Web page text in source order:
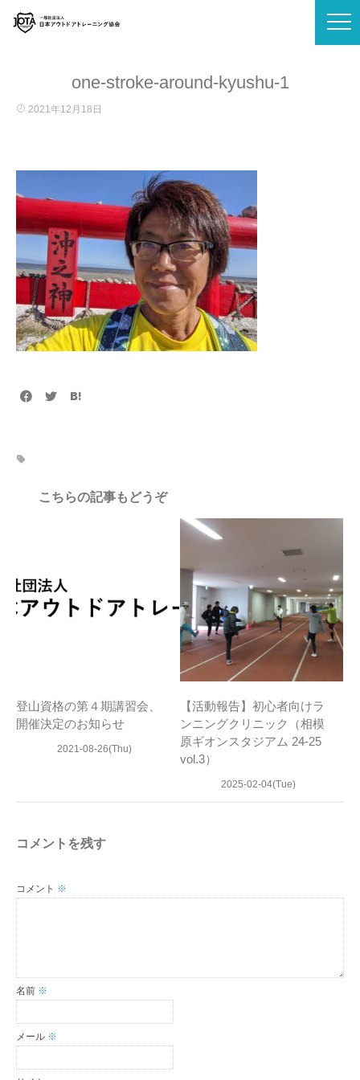
one-stroke-around-kyushu-1
2021年12月18日
こちらの記事もどうぞ
登山資格の第４期講習会、
開催決定のお知らせ
2021-08-26(Thu)
【活動報告】初心者向けラ
ンニングクリニック（相模
原ギオンスタジアム 24-25
vol.3）
2025-02-04(Tue)
コメントを残す
コメント ※
名前 ※
メール ※